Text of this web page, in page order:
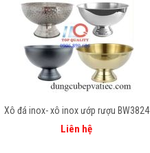
Xô đá inox- xô inox ướp rượu BW3824
Liên hệ